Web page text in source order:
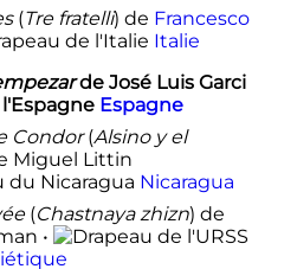
(Tre fratelli) de Francesco
Italie
de José Luis Garci
Espagne
Condor(Alsino y el
Miguel Littin
Nicaragua
(Chastnaya zhizn) de
•